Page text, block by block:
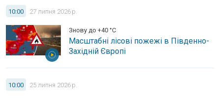
Масштабні лісові пожежі в Південно-Західній Європі.
10:00 27 липня 2026 р.
Знову до +40 °C
Масштабні лісові пожежі в Південно-
Західній Європі
Попередження про тайфун для Китаю. До 500 літрів дощу.
10:00 25 липня 2026 р.